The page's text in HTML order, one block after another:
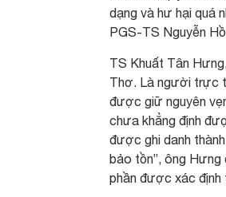
dạng và hư hại quá
PGS-TS Nguyễn
TS Khuất Tân
Thơ. Là người trực
được giữ nguyên
chưa khẳng định
được ghi danh
bảo tồn”, ông
phần được xác định